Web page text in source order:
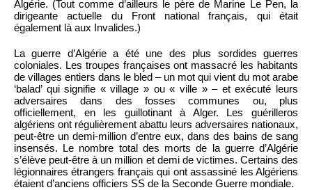
Algérie. (Tout comme d’ailleurs le père de Marine Le Pen, la
dirigeante actuelle du Front national français, qui était
également là aux Invalides.)
La guerre d’Algérie a été une des plus sordides guerres
coloniales. Les troupes françaises ont massacré les habitants
de villages entiers dans le bled – un mot qui vient du mot arabe
‘balad’ qui signifie « village » ou « ville » – et exécuté leurs
adversaires dans des fosses communes ou, plus
officiellement, en les guillotinant à Alger. Les guérilleros
algériens ont régulièrement abattu leurs adversaires nationaux,
peut-être un demi-million d’entre eux, dans des bains de sang
insensés. Le nombre total des morts de la guerre d’Algérie
s’élève peut-être à un million et demi de victimes. Certains des
légionnaires étrangers français qui ont assassiné les Algériens
étaient d’anciens officiers SS de la Seconde Guerre mondiale.